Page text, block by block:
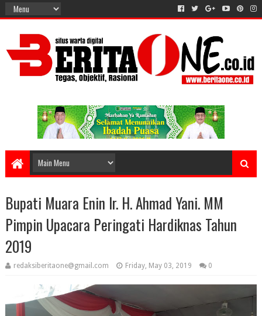
Bupati Muara Enin Ir. H. Ahmad Yani. MM
Pimpin Upacara Peringati Hardiknas Tahun
2019
redaksiberitaone@gmail.com Friday, May 03, 2019 0